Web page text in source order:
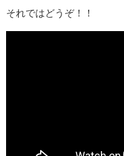
それではどうぞ！！